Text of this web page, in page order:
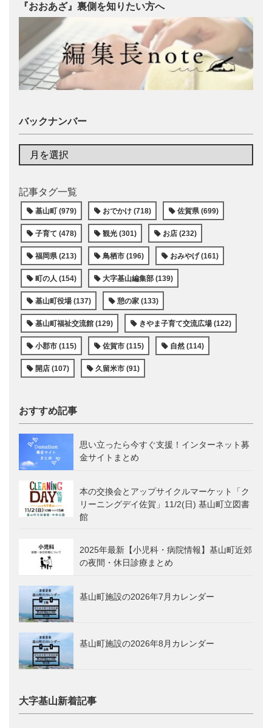
『おおあざ』裏側を知りたい方へ
バックナンバー
記事タグ一覧
基山町 (979) おでかけ (718) 佐賀県 (699)
子育て (478) 観光 (301) お店 (232)
福岡県 (213) 鳥栖市 (196) おみやげ (161)
町の人 (154) 大字基山編集部 (139)
基山町役場 (137) 憩の家 (133)
基山町福祉交流館 (129) きやま子育て交流広場 (122)
小郡市 (115) 佐賀市 (115) 自然 (114)
開店 (107) 久留米市 (91)
おすすめ記事
思い立ったら今すぐ支援！インターネット募
金サイトまとめ
本の交換会とアップサイクルマーケット「ク
リーニングデイ佐賀」11/2(日) 基山町立図書
館
2025年最新【小児科・病院情報】基山町近郊
の夜間・休日診療まとめ
基山町施設の2026年7月カレンダー
基山町施設の2026年8月カレンダー
大字基山新着記事